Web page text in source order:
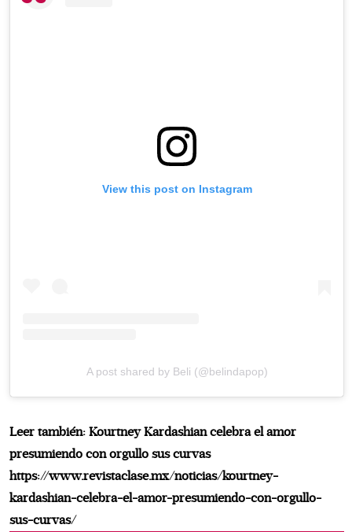
View this post on Instagram
A post shared by Beli (@belindapop)
Leer también: Kourtney Kardashian celebra el amor
presumiendo con orgullo sus curvas
https://www.revistaclase.mx/noticias/kourtney-
kardashian-celebra-el-amor-presumiendo-con-orgullo-
sus-curvas/